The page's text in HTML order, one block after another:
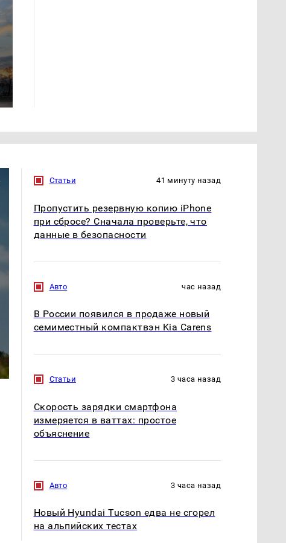
Статьи 41 минуту назад
Пропустить резервную копию iPhone
при сбросе? Сначала проверьте, что
данные в безопасности
Авто час назад
В России появился в продаже новый
семиместный компактвэн Kia Carens
Статьи 3 часа назад
Скорость зарядки смартфона
измеряется в ваттах: простое
объяснение
Авто 3 часа назад
Новый Hyundai Tucson едва не сгорел
на альпийских тестах